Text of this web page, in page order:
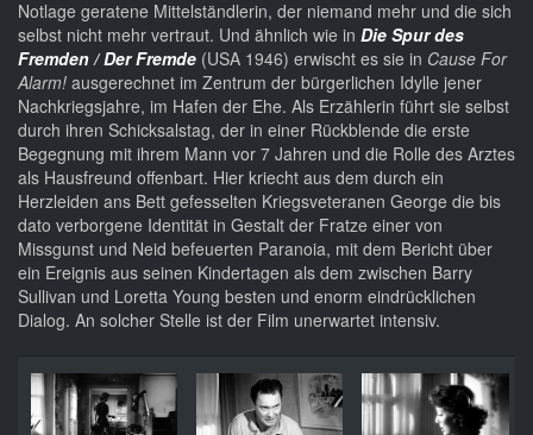
Notlage geratene Mittelständlerin, der niemand mehr und die sich
selbst nicht mehr vertraut. Und ähnlich wie in Die Spur des
Fremden / Der Fremde (USA 1946) erwischt es sie in Cause For
Alarm! ausgerechnet im Zentrum der bürgerlichen Idylle jener
Nachkriegsjahre, im Hafen der Ehe. Als Erzählerin führt sie selbst
durch ihren Schicksalstag, der in einer Rückblende die erste
Begegnung mit ihrem Mann vor 7 Jahren und die Rolle des Arztes
als Hausfreund offenbart. Hier kriecht aus dem durch ein
Herzleiden ans Bett gefesselten Kriegsveteranen George die bis
dato verborgene Identität in Gestalt der Fratze einer von
Missgunst und Neid befeuerten Paranoia, mit dem Bericht über
ein Ereignis aus seinen Kindertagen als dem zwischen Barry
Sullivan und Loretta Young besten und enorm eindrücklichen
Dialog. An solcher Stelle ist der Film unerwartet intensiv.